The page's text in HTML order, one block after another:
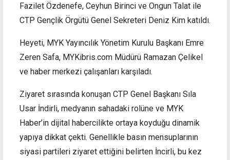
Fazilet Özdenefe, Ceyhun Birinci ve Ongun Talat ile
CTP Gençlik Örgütü Genel Sekreteri Deniz Kim katıldı.
Heyeti, MYK Yayıncılık Yönetim Kurulu Başkanı Emre
Zeren Safa, MYKibris.com Müdürü Ramazan Çelikel
ve haber merkezi çalışanları karşıladı.
Ziyaret sırasında konuşan CTP Genel Başkanı Sıla
Usar İndirli, medyanın sahadaki rolüne ve MYK
Haber’in dijital habercilikte ortaya koyduğu dinamik
yapıya dikkat çekti. Genellikle basın mensuplarının
siyasi partileri ziyaret ettiğini belirten İncirli, bu kez